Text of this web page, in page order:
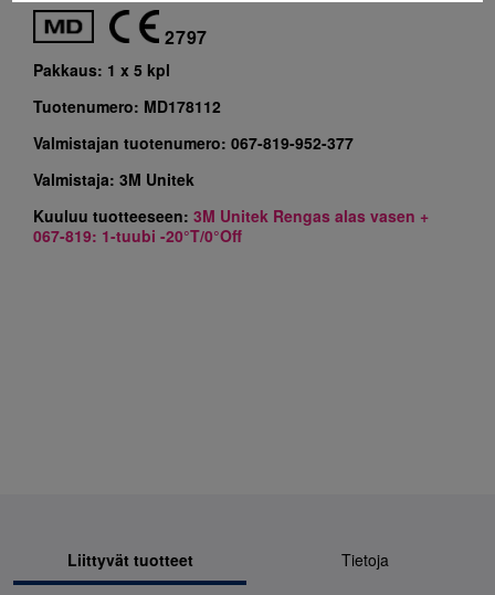
2797
Pakkaus: 1 x 5 kpl
Tuotenumero: MD178112
Valmistajan tuotenumero: 067-819-952-377
Valmistaja: 3M Unitek
Kuuluu tuotteeseen: 3M Unitek Rengas alas vasen +
067-819: 1-tuubi -20°T/0°Off
Liittyvät tuotteet Tietoja